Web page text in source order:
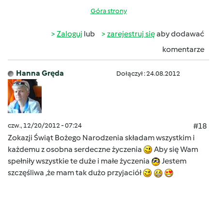
Góra strony
Zaloguj lub zarejestruj sięaby dodawać
komentarze
Hanna Gręda Dołączył : 24.08.2012
czw., 12/20/2012 - 07:24
#18
Zokazji Świąt Bożego Narodzenia składam wszystkim i
każdemu z osobna serdeczne życzenia
Aby się Wam
spełniły wszystkie te duże i małe życzenia
Jestem
szczęśliwa ,że mam tak dużo przyjaciół